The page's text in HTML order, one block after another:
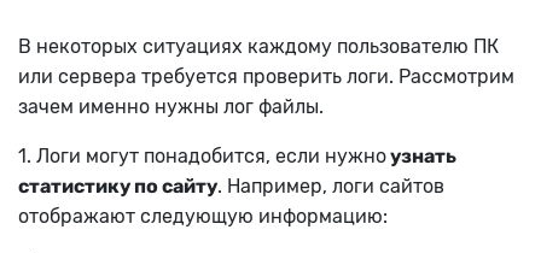
В некоторых ситуациях каждому пользователю ПК
или сервера требуется проверить логи. Рассмотрим
зачем именно нужны лог файлы.
1. Логи могут понадобится, если нужноузнать
статистику по сайту. Например, логи сайтов
отображают следующую информацию: